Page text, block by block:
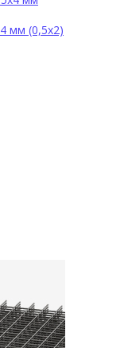
мм (0,5х2)